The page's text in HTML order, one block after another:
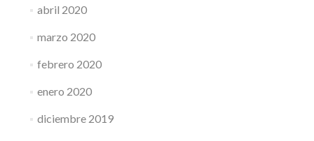
abril 2020
marzo 2020
febrero 2020
enero 2020
diciembre 2019